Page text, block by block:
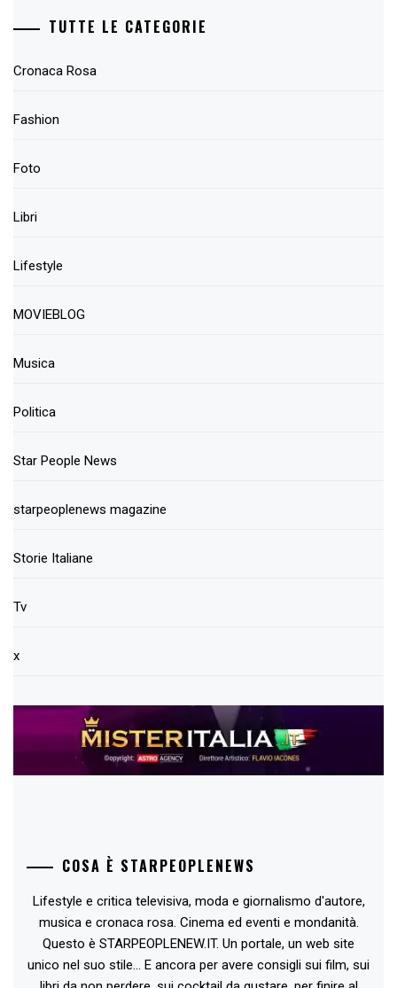
TUTTE LE CATEGORIE
Cronaca Rosa
Fashion
Foto
Libri
Lifestyle
MOVIEBLOG
Musica
Politica
Star People News
starpeoplenews magazine
Storie Italiane
Tv
x
COSA È STARPEOPLENEWS
Lifestyle e critica televisiva, moda e giornalismo d'autore,
musica e cronaca rosa. Cinema ed eventi e mondanità.
Questo è STARPEOPLENEW.IT. Un portale, un web site
unico nel suo stile... E ancora per avere consigli sui film, sui